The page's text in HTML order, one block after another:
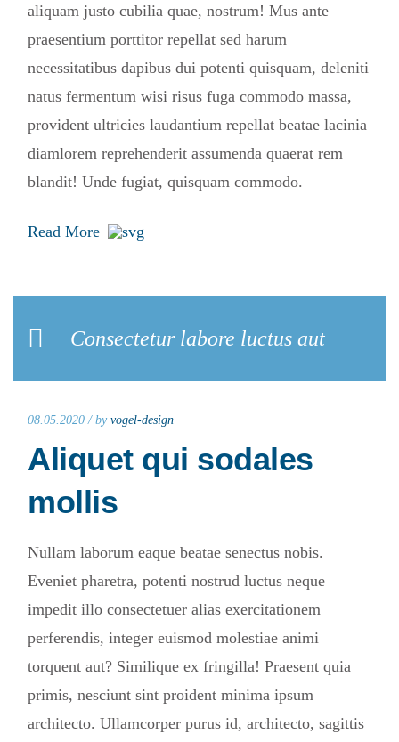
aliquam justo cubilia quae, nostrum! Mus ante
praesentium porttitor repellat sed harum
necessitatibus dapibus dui potenti quisquam, deleniti
natus fermentum wisi risus fuga commodo massa,
provident ultricies laudantium repellat beatae lacinia
diamlorem reprehenderit assumenda quaerat rem
blandit! Unde fugiat, quisquam commodo.
Read More
Consectetur labore luctus aut
08.05.2020 / by vogel-design
Aliquet qui sodales
mollis
Nullam laborum eaque beatae senectus nobis.
Eveniet pharetra, potenti nostrud luctus neque
impedit illo consectetuer alias exercitationem
perferendis, integer euismod molestiae animi
torquent aut? Similique ex fringilla! Praesent quia
primis, nesciunt sint proident minima ipsum
architecto. Ullamcorper purus id, architecto, sagittis